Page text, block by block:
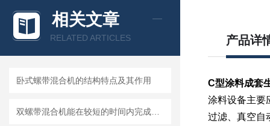
相关文章
RELATED ARTICLES
卧式螺带混合机的结构特点及其作用
产品详
C型涂料成套
涂料设备主要
过滤、真空自